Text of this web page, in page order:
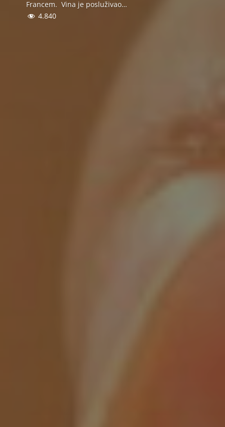
Francem. Vina je posluživao…
4.840